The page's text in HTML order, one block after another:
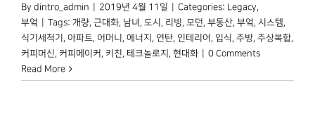
By dintro_admin 2019년 4월 11일 Categories: Legacy,
부엌
Tags: 개량, 근대화, 남녀 , 도시 , 리빙, 모던, 부동산, 부엌, 시스템,
식기세척기 , 아파트, 어머니 , 에너지 , 연탄, 인테리어 , 입식, 주방, 주상복합,
커피머신, 커피메이커 , 키친, 테크놀로지 , 현대화
0 Comments
Read More